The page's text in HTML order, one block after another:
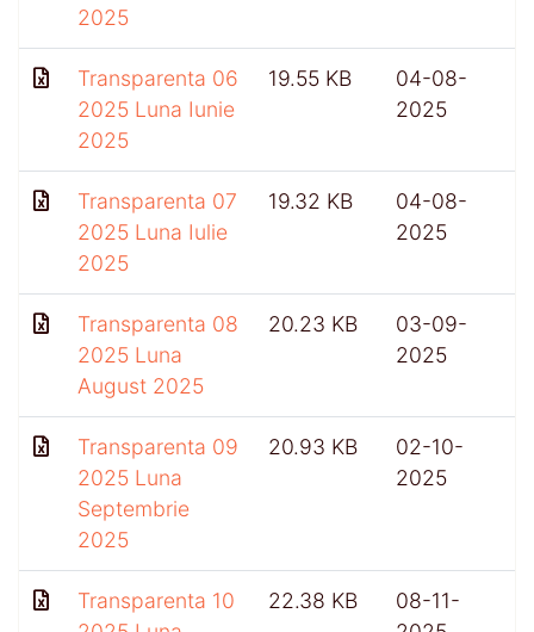
2025
Transparenta 06
2025 Luna Iunie
2025
19.55 KB
04-08-
2025
Transparenta 07
2025 Luna Iulie
2025
19.32 KB
04-08-
2025
Transparenta 08
2025 Luna
August 2025
20.23 KB
03-09-
2025
Transparenta 09
2025 Luna
Septembrie
2025
20.93 KB
02-10-
2025
Transparenta 10
22.38 KB
08-11-